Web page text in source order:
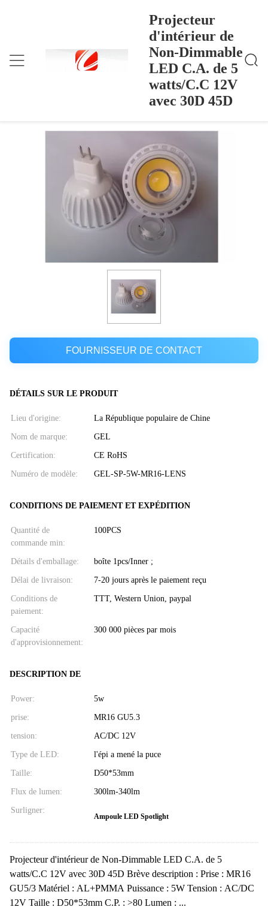
Projecteur
d'intérieur de
Non-Dimmable
LED C.A. de 5
watts/C.C 12V
avec 30D 45D
Accueil
Projecteur D'intérieur De Non-Dimmable LED C.A.
De 5 Watts/C.C 12V Avec 30D 45D
Projecteur d'intérieur de Non-
Dimmable LED C.A. de 5 watts/C.C 12V
FOURNISSEUR DE CONTACT
DÉTAILS SUR LE PRODUIT
Lieu d'origine: La République populaire de Chine
Nom de marque: GEL
Certification: CE RoHS
Numéro de modèle: GEL-SP-5W-MR16-LENS
CONDITIONS DE PAIEMENT ET EXPÉDITION
Quantité de
commande min:
100PCS
Détails d'emballage: boîte 1pcs/Inner ;
Délai de livraison: 7-20 jours après le paiement reçu
Conditions de
paiement:
TTT, Western Union, paypal
Capacité
d'approvisionnement:
300 000 pièces par mois
DESCRIPTION DE
Power: 5w
prise: MR16 GU5.3
tension: AC/DC 12V
Type de LED: l'épi a mené la puce
Taille: D50*53mm
Flux de lumen: 300lm-340lm
Surligner:
Ampoule LED Spotlight
Projecteur d'intérieur de Non-Dimmable LED C.A. de 5
watts/C.C 12V avec 30D 45D Brève description : Prise : MR16
GU5/3 Matériel : AL+PMMA Puissance : 5W Tension : AC/DC
12V Taille : D50*53mm C.P. : >80 Lumen : ...